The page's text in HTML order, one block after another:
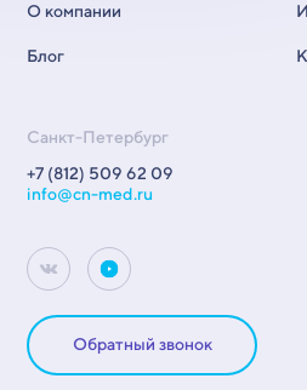
О компании
Блог
Санкт-Петербург
+7 (812) 509 62 09
info@cn-med.ru
Обратный звонок